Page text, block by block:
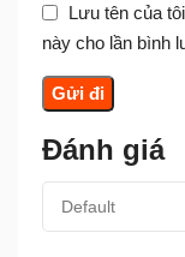
Đánh giá
Lưu tên của
này cho lần bình